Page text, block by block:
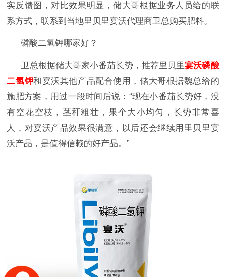
实反馈图，对比效果明显，储大哥根据业务人员给的联
系方式，联系到当地里贝里宴沃代理商卫总购买肥料。
磷酸二氢钾哪家好？
卫总根据储大哥家小番茄长势，推荐里贝里宴沃磷酸
二氢钾和宴沃其他产品配合使用，储大哥根据魏总给的
施肥方案，用过一段时间后说：“现在小番茄长势好，没
有空花空枝，茎秆粗壮，果个大小均匀，长势非常喜
人，对宴沃产品效果很满意，以后还会继续用里贝里宴
沃产品，是值得信赖的好产品。”